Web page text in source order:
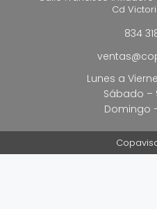
Cd
834
Lunes a
Sábado –
Domingo